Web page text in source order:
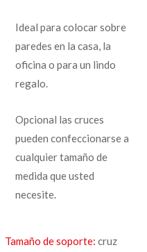
Ideal para colocar sobre
paredes en la casa, la
oficina o para un lindo
regalo.
Opcional las cruces
pueden confeccionarse a
cualquier tamaño de
medida que usted
necesite.
Tamaño de soporte: cruz